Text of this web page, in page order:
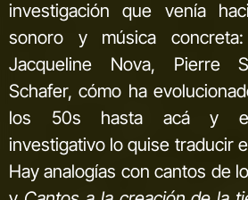
investigación que venía
sonoro y música
Jacqueline Nova, Pierre
Schafer, cómo ha
los 50s hasta acá y
investigativo lo quise traducir
Hay analogías con cantos de